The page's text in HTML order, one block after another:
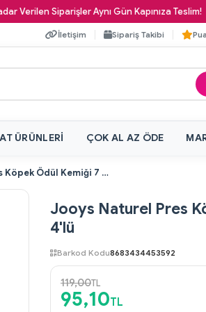
Siparişler Aynı Gün Kapınıza Teslim!
İletişim Sipariş Takibi
ÜRÜNLERI ÇOK AL AZ ÖDE
Jooys Naturel Pres Köpek Ödül Kemiği 7 cm 4'lü
Jooys Naturel Pres
4'lü
Barkod Kodu8683434453592
119,00TL
95,10TL